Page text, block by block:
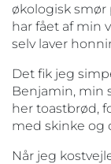
økologisk smør
har fået af min
selv laver
Det fik jeg
Benjamin, min
her toastbrød,
med skinke og
Når jeg